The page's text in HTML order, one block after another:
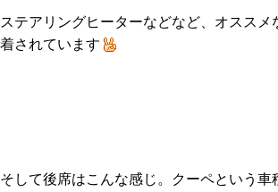
ステアリングヒーターなどなど、オススメ
着されています
そして後席はこんな感じ。クーペという車